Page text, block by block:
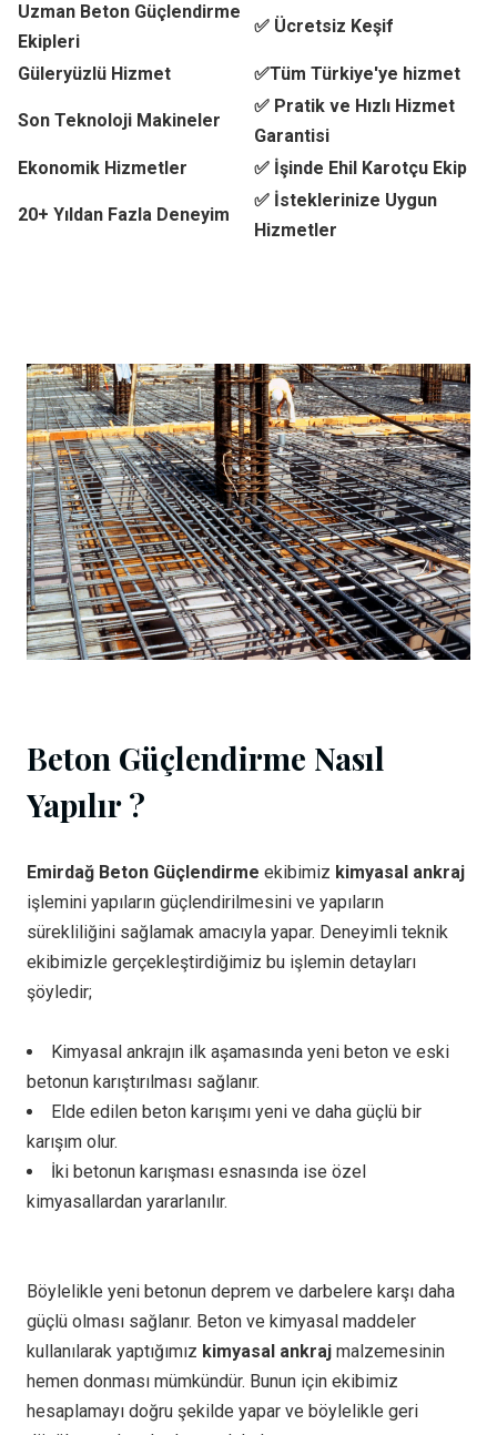
Uzman Beton Güçlendirme
Ekipleri
✅ Ücretsiz Keşif
Güleryüzlü Hizmet ✅Tüm Türkiye'ye hizmet
Son Teknoloji Makineler
✅ Pratik ve Hızlı Hizmet
Garantisi
Ekonomik Hizmetler
✅ İşinde Ehil Karotçu Ekip
20+ Yıldan Fazla Deneyim
✅ İsteklerinize Uygun
Hizmetler
Beton Güçlendirme Nasıl
Yapılır ?
Emirdağ Beton Güçlendirme ekibimiz kimyasal ankraj
işlemini yapıların güçlendirilmesini ve yapıların
sürekliliğini sağlamak amacıyla yapar. Deneyimli teknik
ekibimizle gerçekleştirdiğimiz bu işlemin detayları
şöyledir;
Kimyasal ankrajın ilk aşamasında yeni beton ve eski
betonun karıştırılması sağlanır.
Elde edilen beton karışımı yeni ve daha güçlü bir
karışım olur.
İki betonun karışması esnasında ise özel
kimyasallardan yararlanılır.
Böylelikle yeni betonun deprem ve darbelere karşı daha
güçlü olması sağlanır. Beton ve kimyasal maddeler
kullanılarak yaptığımız kimyasal ankraj malzemesinin
hemen donması mümkündür. Bunun için ekibimiz
hesaplamayı doğru şekilde yapar ve böylelikle geri